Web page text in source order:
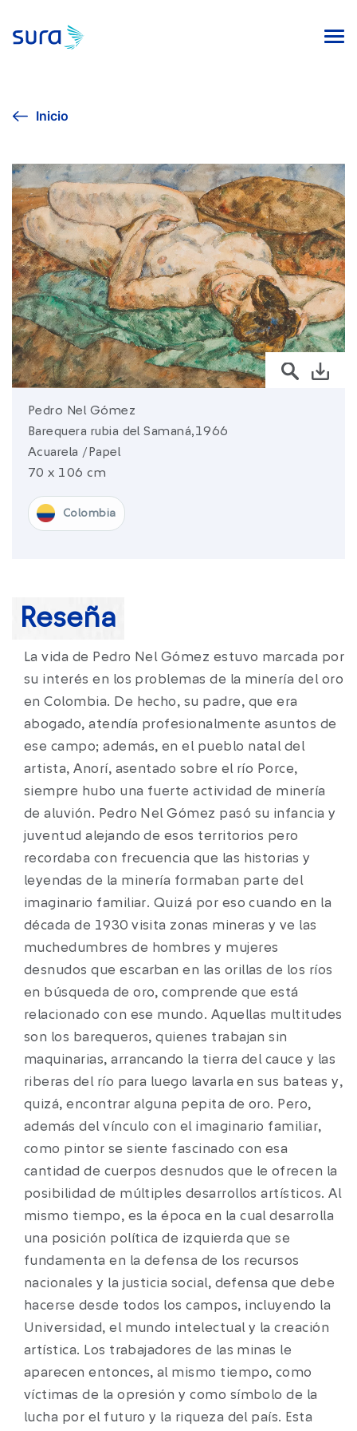
AGENDA CULTURAL
EXPOSICIÓN SURA 2024
COLECCIÓN DE ARTE
PUBLICACIONES EDITORIALES
Línea ética
Contacto
sura.com
Más de
SURA en:
Inicio
Pedro Nel Gómez
Barequera rubia del Samaná,1966
Acuarela /Papel
70 x 106 cm
Colombia
Reseña
La vida de Pedro Nel Gómez estuvo marcada por
su interés en los problemas de la minería del oro
en Colombia. De hecho, su padre, que era
abogado, atendía profesionalmente asuntos de
ese campo; además, en el pueblo natal del
artista, Anorí, asentado sobre el río Porce,
siempre hubo una fuerte actividad de minería
de aluvión. Pedro Nel Gómez pasó su infancia y
juventud alejando de esos territorios pero
recordaba con frecuencia que las historias y
leyendas de la minería formaban parte del
imaginario familiar. Quizá por eso cuando en la
década de 1930 visita zonas mineras y ve las
muchedumbres de hombres y mujeres
desnudos que escarban en las orillas de los ríos
en búsqueda de oro, comprende que está
relacionado con ese mundo. Aquellas multitudes
son los barequeros, quienes trabajan sin
maquinarias, arrancando la tierra del cauce y las
riberas del río para luego lavarla en sus bateas y,
quizá, encontrar alguna pepita de oro. Pero,
además del vínculo con el imaginario familiar,
como pintor se siente fascinado con esa
cantidad de cuerpos desnudos que le ofrecen la
posibilidad de múltiples desarrollos artísticos. Al
mismo tiempo, es la época en la cual desarrolla
una posición política de izquierda que se
fundamenta en la defensa de los recursos
nacionales y la justicia social, defensa que debe
hacerse desde todos los campos, incluyendo la
Universidad, el mundo intelectual y la creación
artística. Los trabajadores de las minas le
aparecen entonces, al mismo tiempo, como
víctimas de la opresión y como símbolo de la
lucha por el futuro y la riqueza del país. Esta